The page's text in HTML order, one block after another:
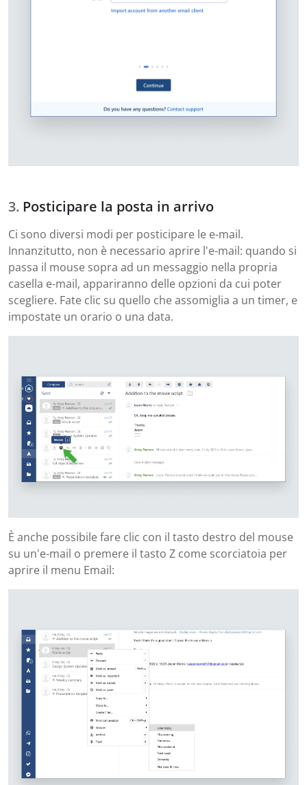
Posticipare la posta in arrivo
Ci sono diversi modi per posticipare le e-mail.
Innanzitutto, non è necessario aprire l'e-mail: quando si
passa il mouse sopra ad un messaggio nella propria
casella e-mail, appariranno delle opzioni da cui poter
scegliere. Fate clic su quello che assomiglia a un timer, e
impostate un orario o una data.
È anche possibile fare clic con il tasto destro del mouse
su un'e-mail o premere il tasto Z come scorciatoia per
aprire il menu Email: